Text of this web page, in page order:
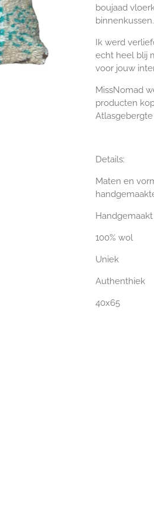
boujaad
Ik werd
echt heel blij
voor jouw
MissNomad
producten
Details:
Maten en
Handgemaakt
100% wol
Uniek
Authenthiek
40x65